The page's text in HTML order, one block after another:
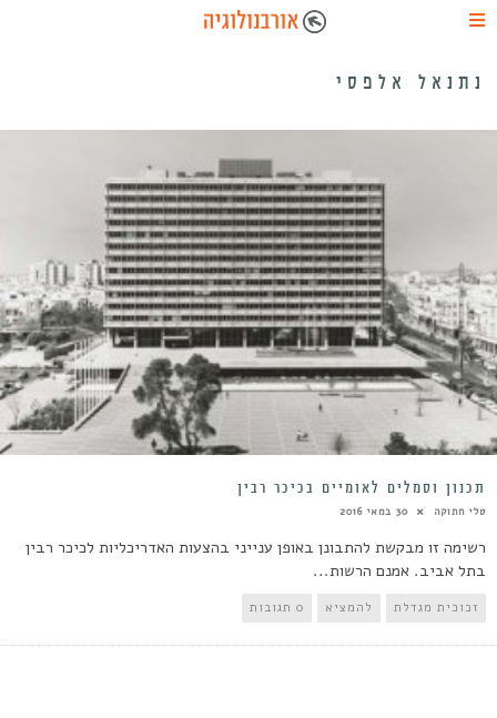
נתנאל אלפסי
תכנון וסמלים לאומיים בכיכר רבין
טלי חתוקה 30 במאי 2016
רשימה זו מבקשת להתבונן באופן ענייני בהצעות האדריכליות לכיכר רבין
בתל אביב. אמנם הרשות...
זכוכית מגדלת להמציא 0 תגובות